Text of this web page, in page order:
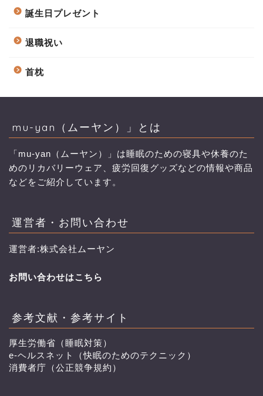
誕生日プレゼント
退職祝い
首枕
mu-yan（ムーヤン）」とは
「mu-yan（ムーヤン）」は睡眠のための寝具や休養のた
めのリカバリーウェア、疲労回復グッズなどの情報や商品
などをご紹介しています。
運営者・お問い合わせ
運営者:株式会社ムーヤン
お問い合わせはこちら
参考文献・参考サイト
厚生労働省（睡眠対策）
e-ヘルスネット（快眠のためのテクニック）
消費者庁（公正競争規約）